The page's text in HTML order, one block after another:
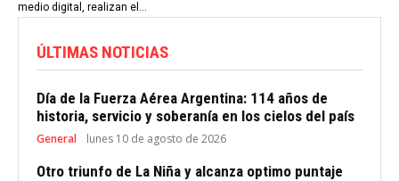
medio digital, realizan el...
ÚLTIMAS NOTICIAS
Día de la Fuerza Aérea Argentina: 114 años de
historia, servicio y soberanía en los cielos del país
General lunes 10 de agosto de 2026
Otro triunfo de La Niña y alcanza optimo puntaje